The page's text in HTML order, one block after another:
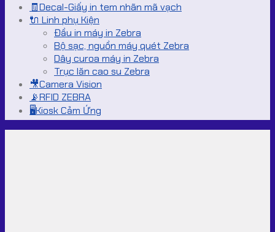
🧾Decal-Giấy in tem nhãn mã vạch
🔌 Linh phụ Kiện
Đầu in máy in Zebra
Bộ sạc, nguồn máy quét Zebra
Dây curoa máy in Zebra
Trục lăn cao su Zebra
🎥Camera Vision
📡RFID ZEBRA
🖥️Kiosk Cảm Ứng